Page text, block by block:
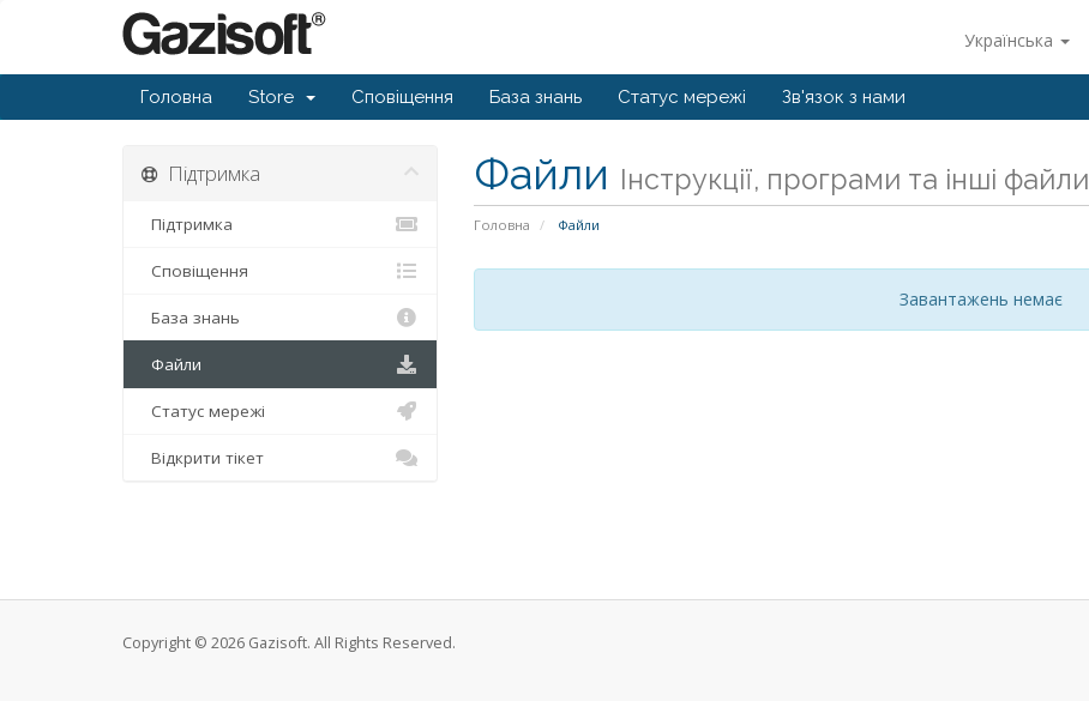
Українська
Головна Store Сповіщення База знань Статус мережі Зв'язок з нами
Файли Інструкції, програми та інші файли
Головна Файли
Завантажень немає
Підтримка
Підтримка
Сповіщення
База знань
Файли
Статус мережі
Відкрити тікет
Copyright © 2026 Gazisoft. All Rights Reserved.